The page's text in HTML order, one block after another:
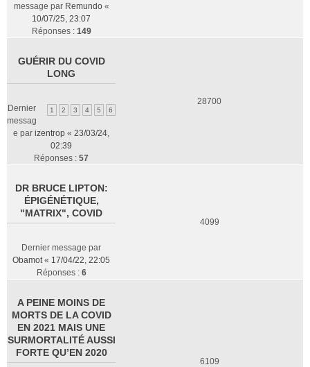
message par Remundo«
10/07/25, 23:07
Réponses : 149
GUÉRIR DU COVID
LONG
1 2 3 4 5 6
Dernier
messag
e par izentrop « 23/03/24,
02:39
Réponses : 57
28700
DR BRUCE LIPTON:
ÉPIGÉNÉTIQUE,
"MATRIX", COVID
Dernier message par
Obamot« 17/04/22, 22:05
Réponses : 6
4099
A PEINE MOINS DE
MORTS DE LA COVID
EN 2021 MAIS UNE
SURMORTALITÉ AUSSI
FORTE QU’EN 2020
6109